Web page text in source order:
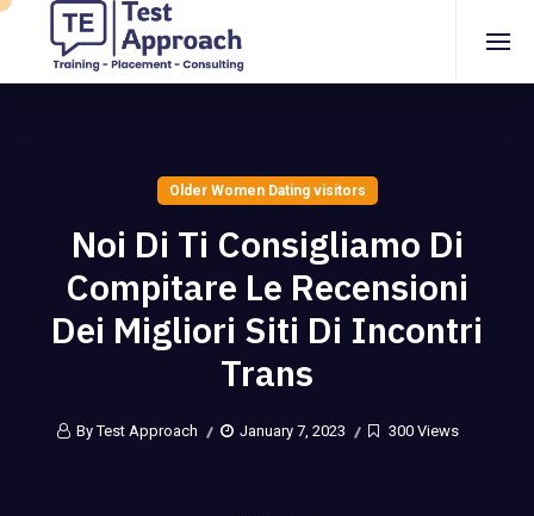
Older Women Dating visitors
Noi Di Ti Consigliamo Di
Compitare Le Recensioni
Dei Migliori Siti Di Incontri
Trans
By Test Approach January 7, 2023 300 Views